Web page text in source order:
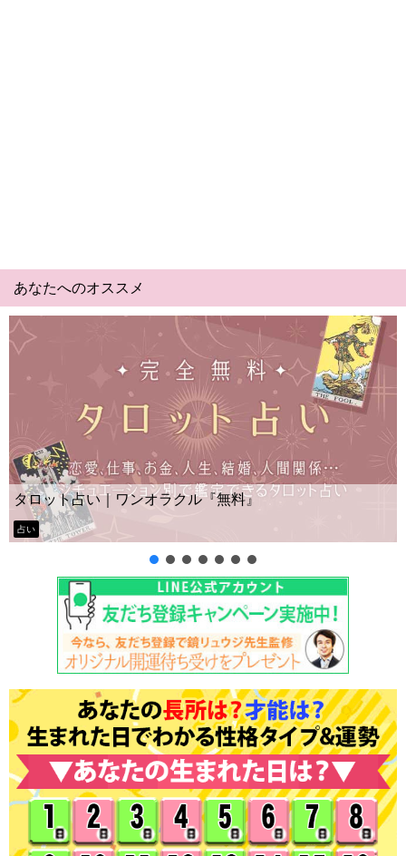
あなたへのオススメ
Yes No占い｜無料タロット◆私の質問の答えはイエ
ー？
タロット占い